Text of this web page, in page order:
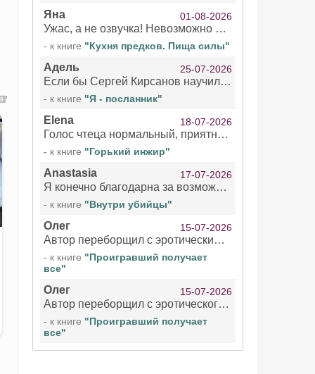
Яна 01-08-2026
Ужас, а не озвучка! Невозможно вникать в смысл текста из за кривляний чтеца
- к книге "Кухня предков. Пища силы"
Адель 25-07-2026
Если бы Сергей Кирсанов научился не сглатывать каждые 1-2 минуты слюну, так что слышно в микрофоне и, что вызывает отвращение, то мелжно было бы слушать.
- к книге "Я - посланник"
Elena 18-07-2026
Голос чтеца нормальный, приятный тембр. Мне очень понравилось озвучивание рассказа. Очень странный отзыв Надежды. Может у неё что-то с нервами?
- к книге "Горький инжир"
Anastasia 17-07-2026
Я конечно благодарна за возможность бесплатно слушать книги даже новинки , но чтение этой книги просто ужасно
- к книге "Внутри убийцы"
Олег 15-07-2026
Автор переборщил с эротическими сценами. Похоже, с этим у него проблемы.
- к книге "Проигравший получает
все"
Олег 15-07-2026
Автор переборщил с эротического сценами. Похоже, с этим у него проблемы.
- к книге "Проигравший получает
все"